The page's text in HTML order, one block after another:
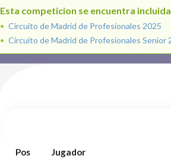
Esta competicion se encuentra
Circuito de Madrid de Profesionales 2025
Circuito de Madrid de Profesionales Senior
Pos Jugador